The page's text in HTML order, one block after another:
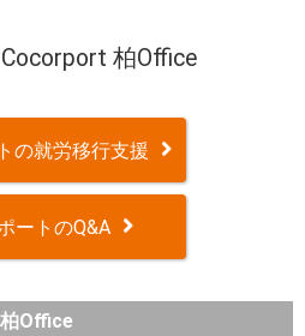
柏Office
の就労移行支援
ートのQ&A
柏Office